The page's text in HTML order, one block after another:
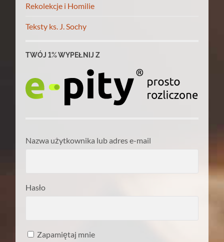
Rekolekcje i Homilie
Teksty ks. J. Sochy
TWÓJ 1% WYPEŁNIJ Z
Nazwa użytkownika lub adres e-mail
Hasło
Zapamiętaj mnie